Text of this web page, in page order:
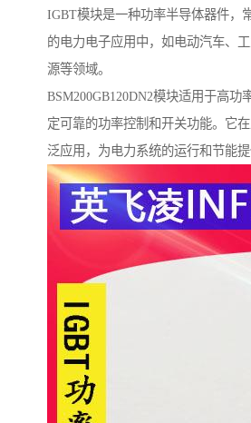
IGBT模块是一种功率半导体器件，
的电力电子应用中，如电动汽车、
源等领域。
BSM200GB120DN2模块适用于高功
定可靠的功率控制和开关功能。它
泛应用，为电力系统的运行和节能提